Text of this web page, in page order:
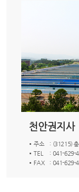
천안권지사
주소
: (31215)
TEL
: 041-629-
FAX
: 041-629-